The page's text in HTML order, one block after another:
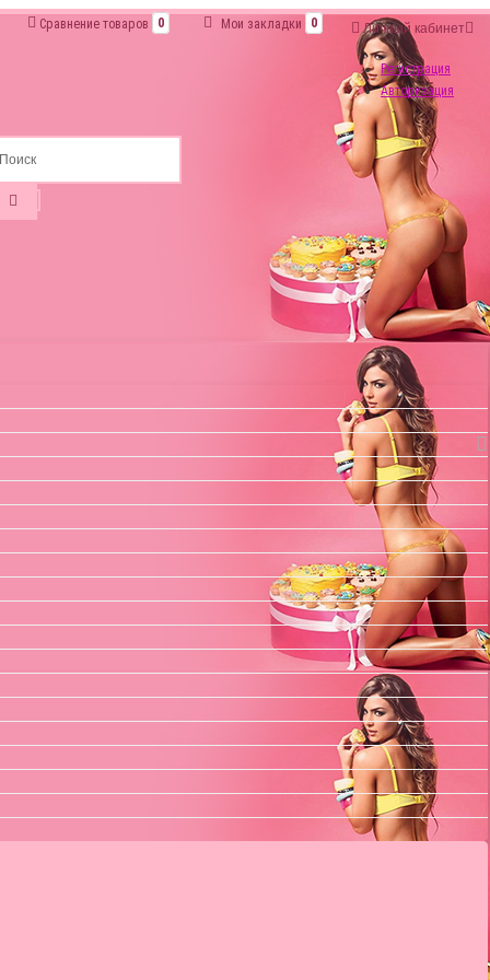
Личный кабинет
Регистрация
Авторизация
Мои закладки 0
Сравнение товаров 0